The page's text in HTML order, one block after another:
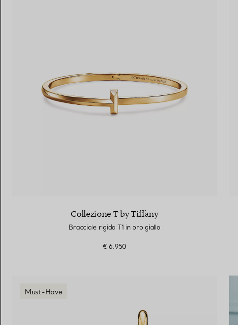
Collezione T by Tiffany
Bracciale rigido T1 in oro giallo
€ 6.950
Must-Have